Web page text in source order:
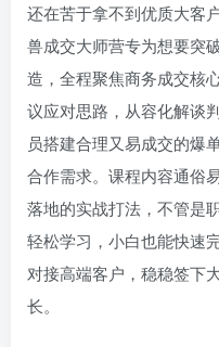
还在苦于拿不到优质大客
兽成交大师营专为想要突
造，全程聚焦商务成交核
议应对思路，从容化解谈
员搭建合理又易成交的爆
合作需求。课程内容通俗
落地的实战打法，不管是
轻松学习，小白也能快速
对接高端客户，稳稳签下
长。